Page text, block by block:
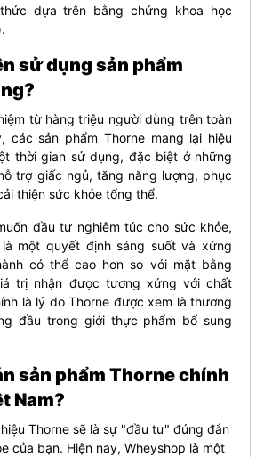
dựa trên bằng chứng khoa học
sử dụng sản phẩm
từ hàng triệu người dùng trên toàn
các sản phẩm Thorne mang lại hiệu
thời gian sử dụng, đặc biệt ở những
trợ giấc ngủ, tăng năng lượng, phục
thiện sức khỏe tổng thể.
đầu tư nghiêm túc cho sức khỏe,
một quyết định sáng suốt và xứng
có thể cao hơn so với mặt bằng
trị nhận được tương xứng với chất
là lý do Thorne được xem là thương
đầu trong giới thực phẩm bổ sung
sản phẩm Thorne chính
Nam?
Thorne sẽ là sự "đầu tư" đúng đắn
của bạn. Hiện nay, Wheyshop là một